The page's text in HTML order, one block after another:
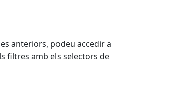
anteriors, podeu accedir a
filtres amb els selectors de